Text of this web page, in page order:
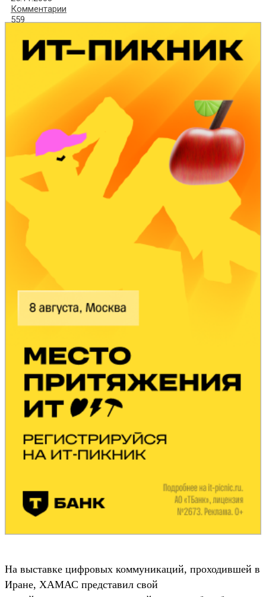
Комментарии
559
На выставке цифровых коммуникаций, проходившей в
Иране, ХАМАС представил свой